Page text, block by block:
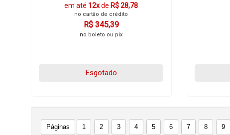
em até 12xde R$ 28,78
no cartão de crédito
R$ 345,39
no boleto ou pix
Esgotado
Páginas 1 2 3 4 5 6 7 8 9